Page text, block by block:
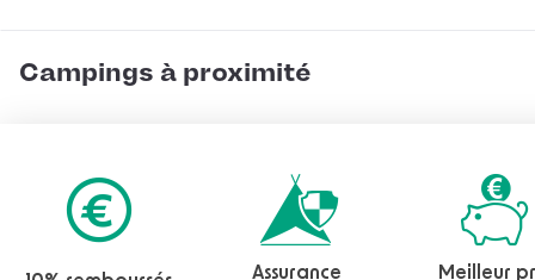
Campings à proximité
Assurance
Meilleur